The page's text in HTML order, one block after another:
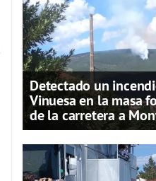
Detectado un
Vinuesa en la masa
de la carretera a